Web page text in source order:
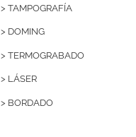
> TAMPOGRAFÍA
> DOMING
> TERMOGRABADO
> LÁSER
> BORDADO